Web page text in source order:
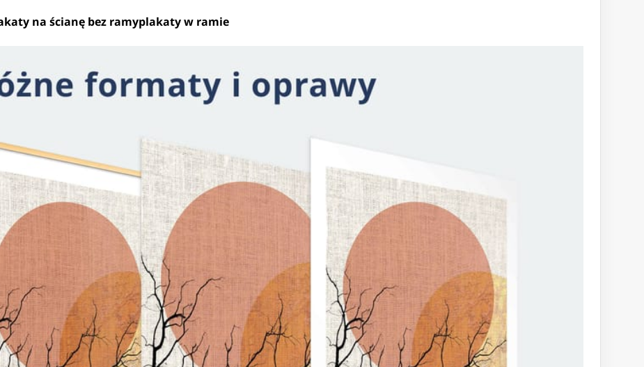
na ścianę bez ramyplakaty w ramie